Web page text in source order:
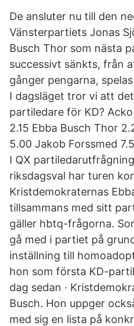
De ansluter nu till den
Vänsterpartiets Jonas
Busch Thor som nästa
successivt sänkts, från
gånger pengarna,
I dagsläget tror vi att
partiledare för KD?
2.15 Ebba Busch Thor
5.00 Jakob Forssmed
I QX
riksdagsval har turen
Kristdemokraternas
tillsammans med sitt
gäller hbtq-frågorna.
gå med i partiet på
inställning till
hon som första KD-
dag sedan ·
Busch. Hon uppger
med sig en lista på